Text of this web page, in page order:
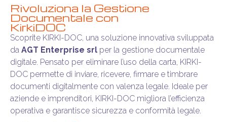
Rivoluziona la Gestione
Documentale con
KirkiDOC
Scoprite KIRKI-DOC, una soluzione innovativa sviluppata
da AGT Enterprise srl per la gestione documentale
digitale. Pensato per eliminare l’uso della carta, KIRKI-
DOC permette di inviare, ricevere, firmare e timbrare
documenti digitalmente con valenza legale. Ideale per
aziende e imprenditori, KIRKI-DOC migliora l’efficienza
operativa e garantisce sicurezza e conformità legale.